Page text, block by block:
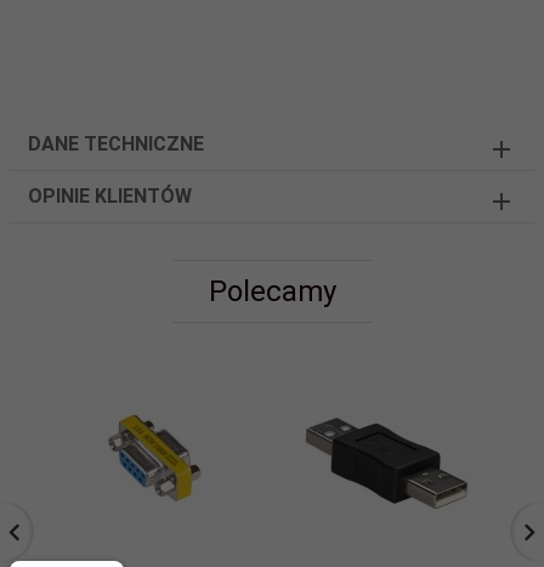
DANE TECHNICZNE
OPINIE KLIENTÓW
Polecamy